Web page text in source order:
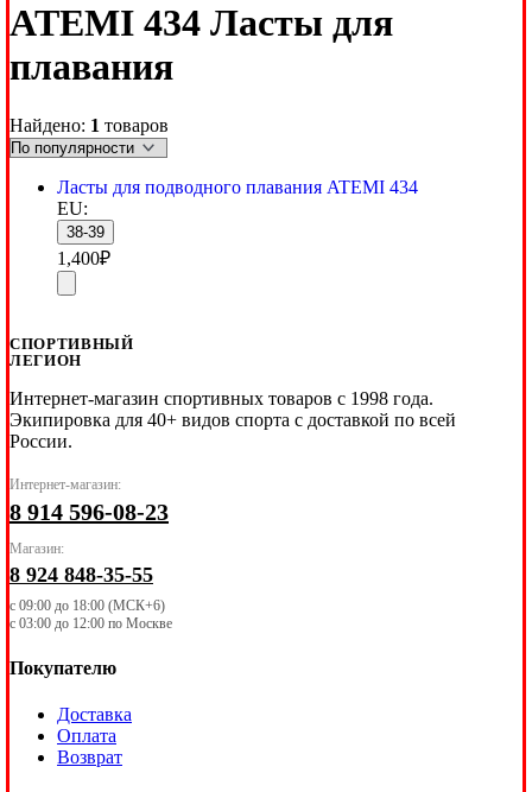
ATEMI 434 Ласты для
плавания
Найдено: 1 товаров
Ласты для подводного плавания ATEMI 434
EU:
38-39
1,400₽
СПОРТИВНЫЙ
ЛЕГИОН
Интернет-магазин спортивных товаров с 1998 года.
Экипировка для 40+ видов спорта с доставкой по всей
России.
Интернет-магазин:
8 914 596-08-23
Магазин:
8 924 848-35-55
с 09:00 до 18:00 (МСК+6)
с 03:00 до 12:00 по Москве
Покупателю
Доставка
Оплата
Возврат